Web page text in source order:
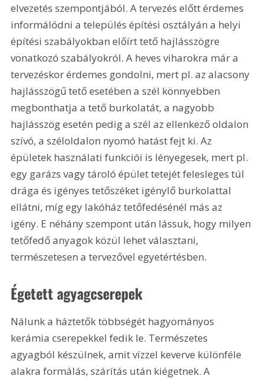
elvezetés szempontjából. A tervezés előtt érdemes
informálódni a település építési osztályán a helyi
építési szabályokban előírt tető hajlásszögre
vonatkozó szabályokról. A heves viharokra már a
tervezéskor érdemes gondolni, mert pl. az alacsony
hajlásszögű tető esetében a szél könnyebben
megbonthatja a tető burkolatát, a nagyobb
hajlásszög esetén pedig a szél az ellenkező oldalon
szívó, a széloldalon nyomó hatást fejt ki. Az
épületek használati funkciói is lényegesek, mert pl.
egy garázs vagy tároló épület tetejét felesleges túl
drága és igényes tetőszéket igénylő burkolattal
ellátni, míg egy lakóház tetőfedésénél más az
igény. E néhány szempont után lássuk, hogy milyen
tetőfedő anyagok közül lehet választani,
természetesen a tervezővel egyetértésben.
Égetett agyagcserepek
Nálunk a háztetők többségét hagyományos
kerámia cserepekkel fedik le. Természetes
agyagból készülnek, amit vízzel keverve különféle
alakra formálás, szárítás után kiégetnek. A